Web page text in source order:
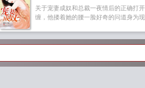
关于宠妻成奴和总裁一夜情后的正确打
缠，他搂着她的腰一脸好奇的问道身为